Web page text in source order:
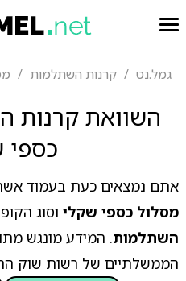
גמל.נט קרנות השתלמות
השוואת קרנות
כספי
אתם נמצאים כעת בעמוד אשר
מסלול כספי שקליוסוג
השתלמות. המידע מונגש
הממשלתיים של רשות שוק